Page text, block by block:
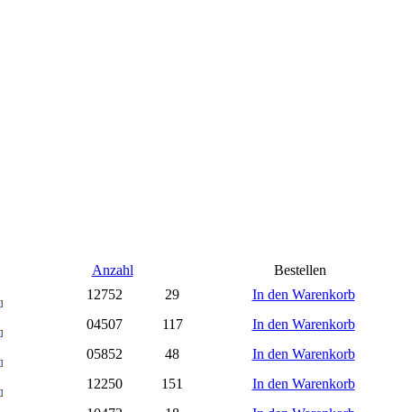
Anzahl
Bestellen
]
12752 29
In den Warenkorb
]
04507 117
In den Warenkorb
]
05852 48
In den Warenkorb
]
12250 151
In den Warenkorb